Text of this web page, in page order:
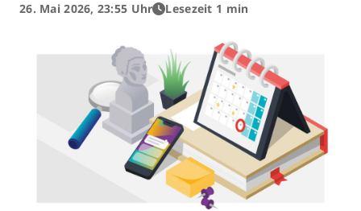
26. Mai 2026, 23:55 Uhr Lesezeit 1 min